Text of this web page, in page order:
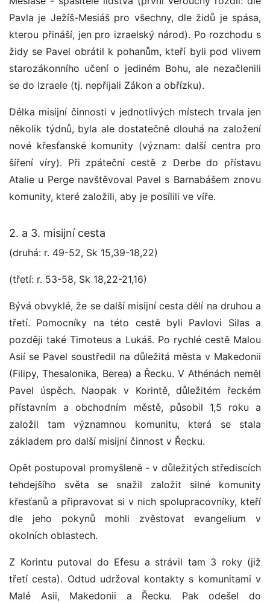
Pavla je Ježíš-Mesiáš pro všechny, dle židů je spása,
kterou přináší, jen pro izraelský národ). Po rozchodu s
židy se Pavel obrátil k pohanům, kteří byli pod vlivem
starozákonního učení o jediném Bohu, ale nezačlenili
se do Izraele (tj. nepřijali Zákon a obřízku).
Délka misijní činnosti v jednotlivých místech trvala jen
několik týdnů, byla ale dostatečně dlouhá na založení
nové křesťanské komunity (význam: další centra pro
šíření víry). Při zpáteční cestě z Derbe do přístavu
Atalie u Perge navštěvoval Pavel s Barnabášem znovu
komunity, které založili, aby je posílili ve víře.
2. a 3. misijní cesta
(druhá: r. 49-52, Sk 15,39-18,22)
(třetí: r. 53-58, Sk 18,22-21,16)
Bývá obvyklé, že se další misijní cesta dělí na druhou a
třetí. Pomocníky na této cestě byli Pavlovi Silas a
později také Timoteus a Lukáš. Po rychlé cestě Malou
Asií se Pavel soustředil na důležitá města v Makedonii
(Filipy, Thesalonika, Berea) a Řecku. V Athénách neměl
Pavel úspěch. Naopak v Korintě, důležitém řeckém
přístavním a obchodním městě, působil 1,5 roku a
založil tam významnou komunitu, která se stala
základem pro další misijní činnost v Řecku.
Opět postupoval promyšleně - v důležitých střediscích
tehdejšího světa se snažil založit silné komunity
křesťanů a připravovat si v nich spolupracovníky, kteří
dle jeho pokynů mohli zvěstovat evangelium v
okolních oblastech.
Z Korintu putoval do Efesu a strávil tam 3 roky (již
třetí cesta). Odtud udržoval kontakty s komunitami v
Malé Asii, Makedonii a Řecku. Pak odešel do